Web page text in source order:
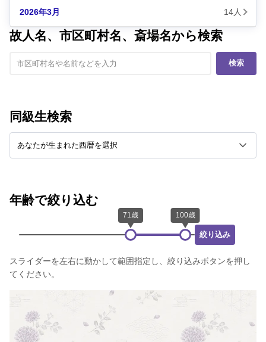
2026年3月 14人
故人名、市区町村名、斎場名から検索
検索
同級生検索
年齢で絞り込む
絞り込み
スライダーを左右に動かして範囲指定し、絞り込みボタンを押し
てください。